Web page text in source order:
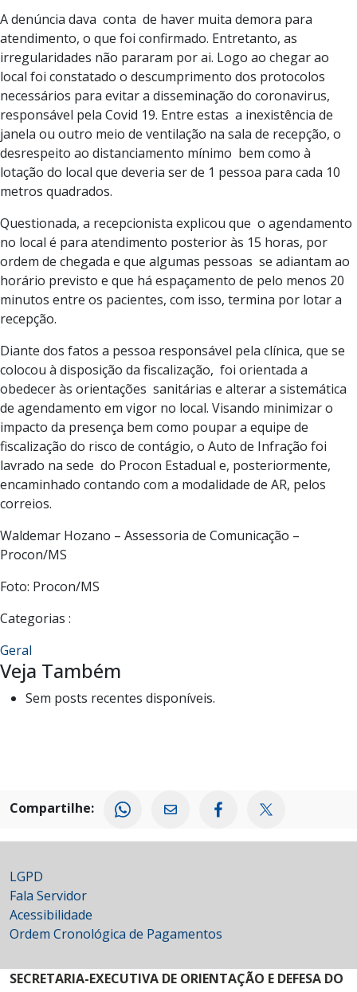
A denúncia dava conta de haver muita demora para
atendimento, o que foi confirmado. Entretanto, as
irregularidades não pararam por ai. Logo ao chegar ao
local foi constatado o descumprimento dos protocolos
necessários para evitar a disseminação do coronavirus,
responsável pela Covid 19. Entre estas a inexistência de
janela ou outro meio de ventilação na sala de recepção, o
desrespeito ao distanciamento mínimo bem como à
lotação do local que deveria ser de 1 pessoa para cada 10
metros quadrados.
Questionada, a recepcionista explicou que o agendamento
no local é para atendimento posterior às 15 horas, por
ordem de chegada e que algumas pessoas se adiantam ao
horário previsto e que há espaçamento de pelo menos 20
minutos entre os pacientes, com isso, termina por lotar a
recepção.
Diante dos fatos a pessoa responsável pela clínica, que se
colocou à disposição da fiscalização, foi orientada a
obedecer às orientações sanitárias e alterar a sistemática
de agendamento em vigor no local. Visando minimizar o
impacto da presença bem como poupar a equipe de
fiscalização do risco de contágio, o Auto de Infração foi
lavrado na sede do Procon Estadual e, posteriormente,
encaminhado contando com a modalidade de AR, pelos
correios.
Waldemar Hozano – Assessoria de Comunicação –
Procon/MS
Foto: Procon/MS
Categorias :
Geral
Veja Também
Sem posts recentes disponíveis.
Compartilhe:
LGPD
Fala Servidor
Acessibilidade
Ordem Cronológica de Pagamentos
SECRETARIA-EXECUTIVA DE ORIENTAÇÃO E DEFESA DO